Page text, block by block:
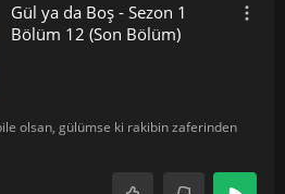
Gül ya da Boş - Sezon 1
Bölüm 12 (Son Bölüm)
olsan, gülümse ki rakibin zaferinden